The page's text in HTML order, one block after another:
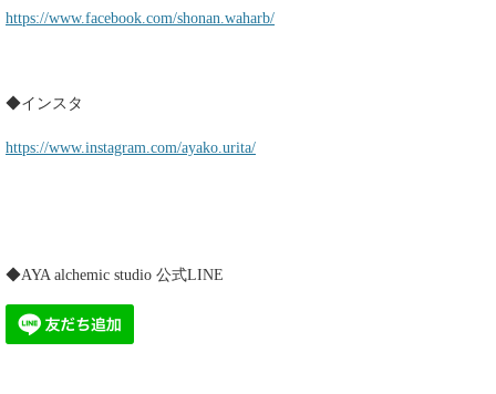
https://www.facebook.com/shonan.waharb/
◆インスタ
https://www.instagram.com/ayako.urita/
◆AYA alchemic studio 公式LINE